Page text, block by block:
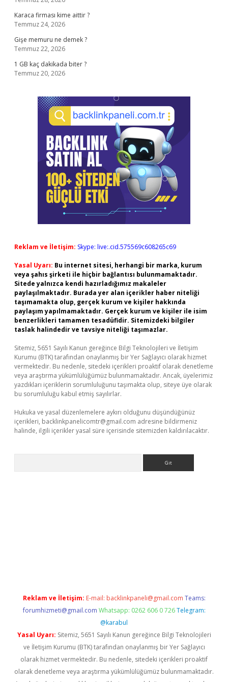
Karaca firması kime aittir ?
Temmuz 24, 2026
Gişe memuru ne demek ?
Temmuz 22, 2026
1 GB kaç dakikada biter ?
Temmuz 20, 2026
Reklam ve İletişim: Skype: live:.cid.575569c608265c69
Yasal Uyarı: Bu internet sitesi, herhangi bir marka, kurum
veya şahıs şirketi ile hiçbir bağlantısı bulunmamaktadır.
Sitede yalnızca kendi hazırladığımız makaleler
paylaşılmaktadır. Burada yer alan içerikler haber niteliği
taşımamakta olup, gerçek kurum ve kişiler hakkında
paylaşım yapılmamaktadır. Gerçek kurum ve kişiler ile isim
benzerlikleri tamamen tesadüfidir. Sitemizdeki bilgiler
taslak halindedir ve tavsiye niteliği taşımazlar.
Sitemiz, 5651 Sayılı Kanun gereğince Bilgi Teknolojileri ve İletişim
Kurumu (BTK) tarafından onaylanmış bir Yer Sağlayıcı olarak hizmet
vermektedir. Bu nedenle, sitedeki içerikleri proaktif olarak denetleme
veya araştırma yükümlülüğümüz bulunmamaktadır. Ancak, üyelerimiz
yazdıkları içeriklerin sorumluluğunu taşımakta olup, siteye üye olarak
bu sorumluluğu kabul etmiş sayılırlar.
Hukuka ve yasal düzenlemelere aykırı olduğunu düşündüğünüz
içerikleri, backlinkpanelicomtr@gmail.com adresine bildirmeniz
halinde, ilgili içerikler yasal süre içerisinde sitemizden kaldırılacaktır.
Reklam ve İletişim: E-mail: backlinkpaneli@gmail.com Teams:
forumhizmeti@gmail.com Whatsapp: 0262 606 0 726 Telegram:
@karabul
Yasal Uyarı: Sitemiz, 5651 Sayılı Kanun gereğince Bilgi Teknolojileri
ve İletişim Kurumu (BTK) tarafından onaylanmış bir Yer Sağlayıcı
olarak hizmet vermektedir. Bu nedenle, sitedeki içerikleri proaktif
olarak denetleme veya araştırma yükümlülüğümüz bulunmamaktadır.